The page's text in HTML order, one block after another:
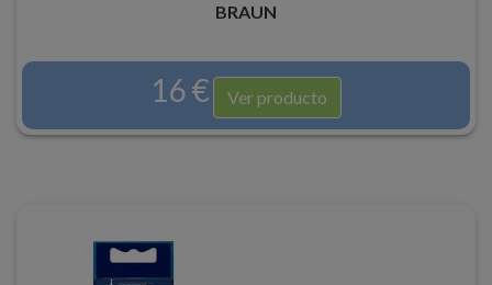
BRAUN
16 € Ver producto